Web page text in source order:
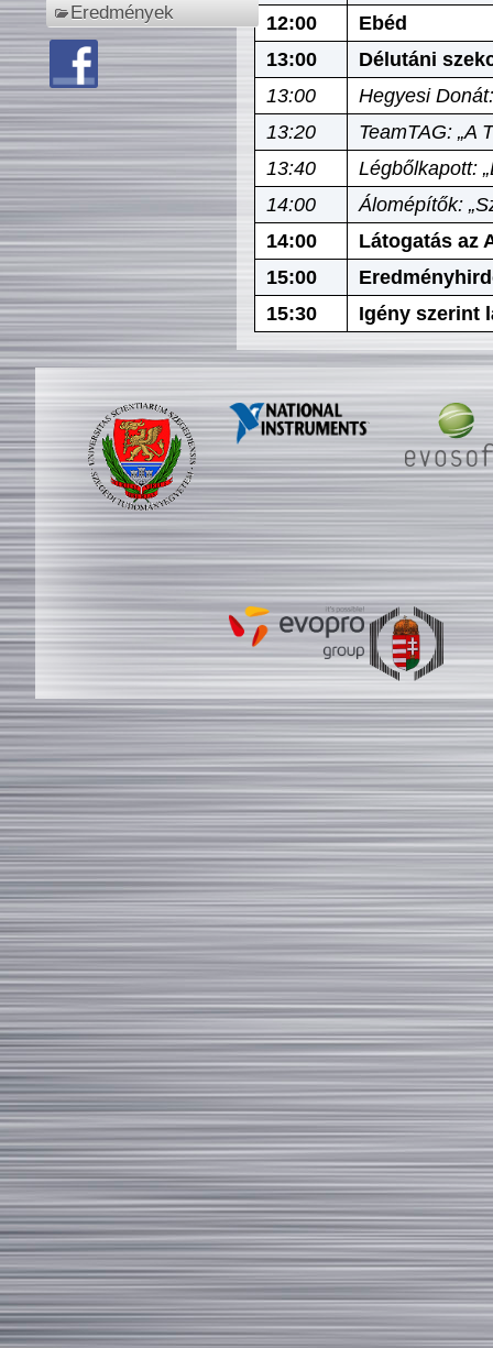
Eredmények
12:00
Ebéd
13:00
Délutáni
13:00
Hegyesi
13:20
TeamTAG: „A
13:40
Légbőlkapott:
14:00
Álomépítők:
14:00
Látogatás az
15:00
15:30
Igény szerint